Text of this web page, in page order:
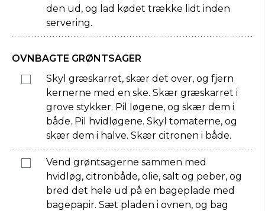
den ud, og lad kødet trække lidt inden
servering.
OVNBAGTE GRØNTSAGER
Skyl græskarret, skær det over, og fjern
kernerne med en ske. Skær græskarret i
grove stykker. Pil løgene, og skær dem i
både. Pil hvidløgene. Skyl tomaterne, og
skær dem i halve. Skær citronen i både.
Vend grøntsagerne sammen med
hvidløg, citronbåde, olie, salt og peber, og
bred det hele ud på en bageplade med
bagepapir. Sæt pladen i ovnen, og bag